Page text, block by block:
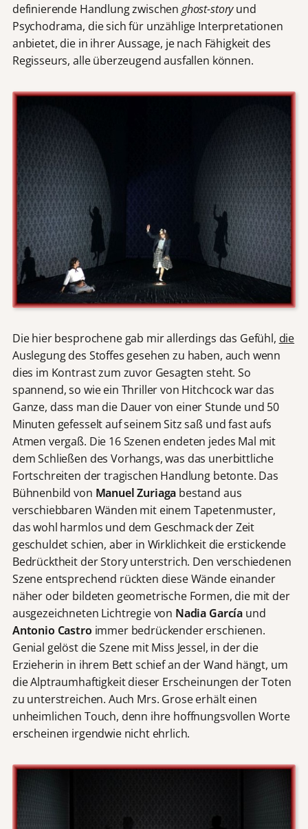
definierende Handlung zwischen ghost-storyund
Psychodrama, die sich für unzählige Interpretationen
anbietet, die in ihrer Aussage, je nach Fähigkeit des
Regisseurs, alle überzeugend ausfallen können.
Die hier besprochene gab mir allerdings das Gefühl, die
Auslegung des Stoffes gesehen zu haben, auch wenn
dies im Kontrast zum zuvor Gesagten steht. So
spannend, so wie ein Thriller von Hitchcock war das
Ganze, dass man die Dauer von einer Stunde und 50
Minuten gefesselt auf seinem Sitz saß und fast aufs
Atmen vergaß. Die 16 Szenen endeten jedes Mal mit
dem Schließen des Vorhangs, was das unerbittliche
Fortschreiten der tragischen Handlung betonte. Das
Bühnenbild von Manuel Zuriaga bestand aus
verschiebbaren Wänden mit einem Tapetenmuster,
das wohl harmlos und dem Geschmack der Zeit
geschuldet schien, aber in Wirklichkeit die erstickende
Bedrücktheit der Story unterstrich. Den verschiedenen
Szene entsprechend rückten diese Wände einander
näher oder bildeten geometrische Formen, die mit der
ausgezeichneten Lichtregie von Nadia García und
Antonio Castro immer bedrückender erschienen.
Genial gelöst die Szene mit Miss Jessel, in der die
Erzieherin in ihrem Bett schief an der Wand hängt, um
die Alptraumhaftigkeit dieser Erscheinungen der Toten
zu unterstreichen. Auch Mrs. Grose erhält einen
unheimlichen Touch, denn ihre hoffnungsvollen Worte
erscheinen irgendwie nicht ehrlich.